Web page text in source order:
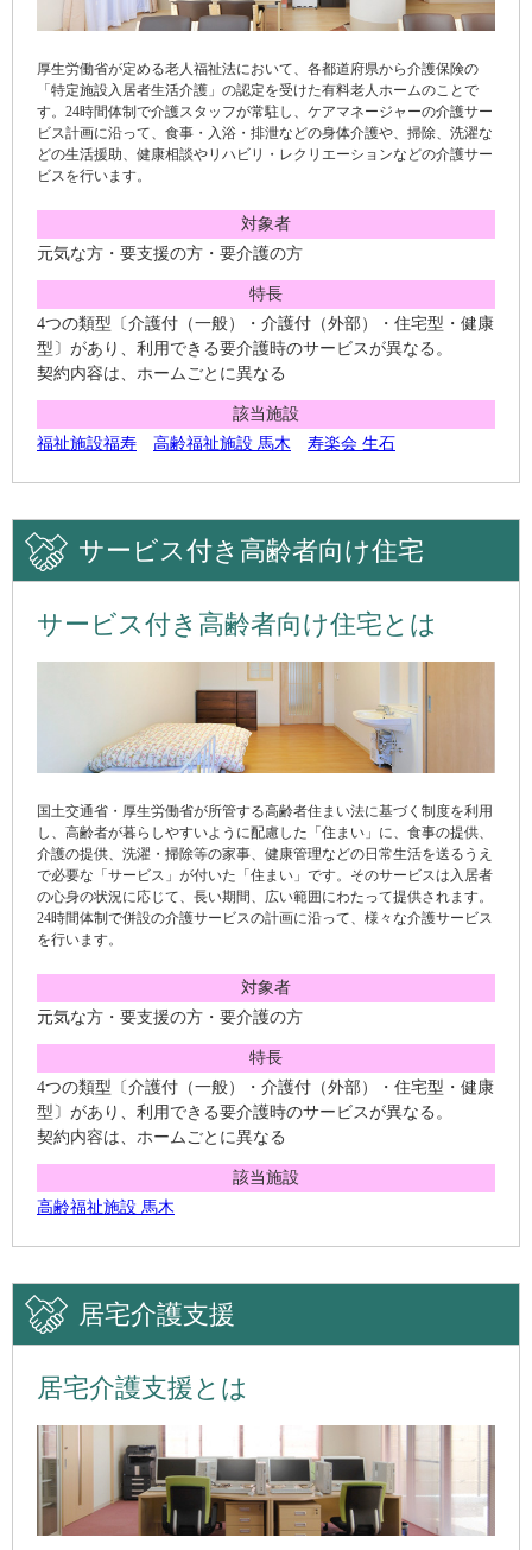
厚生労働省が定める老人福祉法において、各都道府県から介護保険の
「特定施設入居者生活介護」の認定を受けた有料老人ホームのことで
す。24時間体制で介護スタッフが常駐し、ケアマネージャーの介護サー
ビス計画に沿って、食事・入浴・排泄などの身体介護や、掃除、洗濯な
どの生活援助、健康相談やリハビリ・レクリエーションなどの介護サー
ビスを行います。
対象者
元気な方・要支援の方・要介護の方
特長
4つの類型〔介護付（一般）・介護付（外部）・住宅型・健康
型〕があり、利用できる要介護時のサービスが異なる。
契約内容は、ホームごとに異なる
該当施設
福祉施設福寿
高齢福祉施設 馬木 寿楽会 生石
サービス付き高齢者向け住宅
サービス付き高齢者向け住宅とは
国土交通省・厚生労働省が所管する高齢者住まい法に基づく制度を利用
し、高齢者が暮らしやすいように配慮した「住まい」に、食事の提供、
介護の提供、洗濯・掃除等の家事、健康管理などの日常生活を送るうえ
で必要な「サービス」が付いた「住まい」です。そのサービスは入居者
の心身の状況に応じて、長い期間、広い範囲にわたって提供されます。
24時間体制で併設の介護サービスの計画に沿って、様々な介護サービス
を行います。
対象者
元気な方・要支援の方・要介護の方
特長
4つの類型〔介護付（一般）・介護付（外部）・住宅型・健康
型〕があり、利用できる要介護時のサービスが異なる。
契約内容は、ホームごとに異なる
該当施設
高齢福祉施設 馬木
居宅介護支援
居宅介護支援とは